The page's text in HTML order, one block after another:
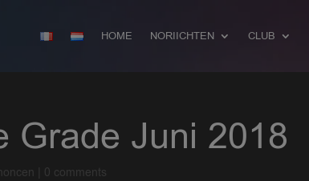
HOME NORIICHTEN CLUB
Grade Juni 2018
0 comments